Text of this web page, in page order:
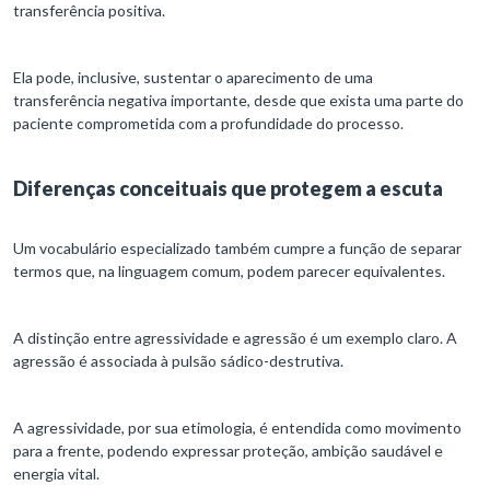
transferência positiva.
Ela pode, inclusive, sustentar o aparecimento de uma
transferência negativa importante, desde que exista uma parte do
paciente comprometida com a profundidade do processo.
Diferenças conceituais que protegem a escuta
Um vocabulário especializado também cumpre a função de separar
termos que, na linguagem comum, podem parecer equivalentes.
A distinção entre agressividade e agressão é um exemplo claro. A
agressão é associada à pulsão sádico-destrutiva.
A agressividade, por sua etimologia, é entendida como movimento
para a frente, podendo expressar proteção, ambição saudável e
energia vital.